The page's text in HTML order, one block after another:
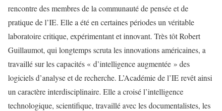
rencontre des membres de la communauté de pensée et de
pratique de l’IE. Elle a été en certaines périodes un véritable
laboratoire critique, expérimentant et innovant. Très tôt Robert
Guillaumot, qui longtemps scruta les innovations américaines, a
travaillé sur les capacités « d’intelligence augmentée » des
logiciels d’analyse et de recherche. L’Académie de l’IE revêt ainsi
un caractère interdisciplinaire. Elle a croisé l’intelligence
technologique, scientifique, travaillé avec les documentalistes, les